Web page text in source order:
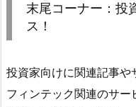
末尾コーナー：投
ス！
投資家向けに関連記事や
フィンテック関連のサ